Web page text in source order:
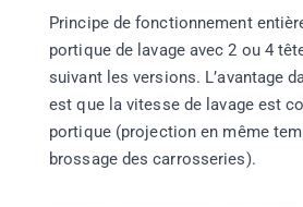
Principe de fonctionnement
portique de lavage avec 2 ou 4
suivant les versions. L’avantage
est que la vitesse de lavage est
portique (projection en même
brossage des carrosseries).